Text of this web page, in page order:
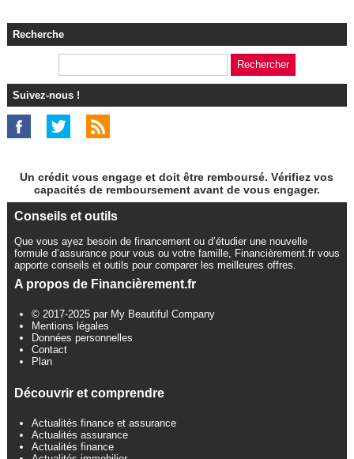
Recherche
Suivez-nous !
Un crédit vous engage et doit être remboursé. Vérifiez vos
capacités de remboursement avant de vous engager.
Conseils et outils
Que vous ayez besoin de financement ou d’étudier une nouvelle
formule d’assurance pour vous ou votre famille, Financièrement.fr vous
apporte conseils et outils pour comparer les meilleures offres.
A propos de Financièrement.fr
© 2017-2025 par My Beautiful Company
Mentions légales
Données personnelles
Contact
Plan
Découvrir et comprendre
Actualités finance et assurance
Actualités assurance
Actualités finance